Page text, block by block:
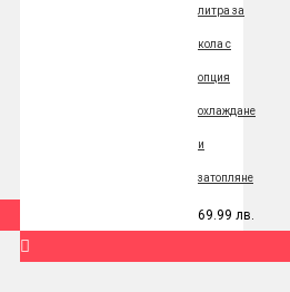
литра за
кола с
опция
охлаждане
и
затопляне
69.99 лв.